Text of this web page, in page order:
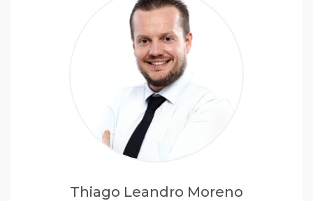
Thiago Leandro Moreno